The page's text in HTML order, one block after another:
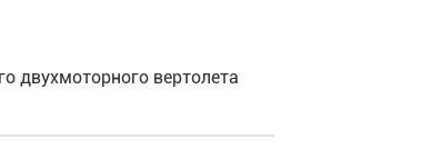
двухмоторного вертолета